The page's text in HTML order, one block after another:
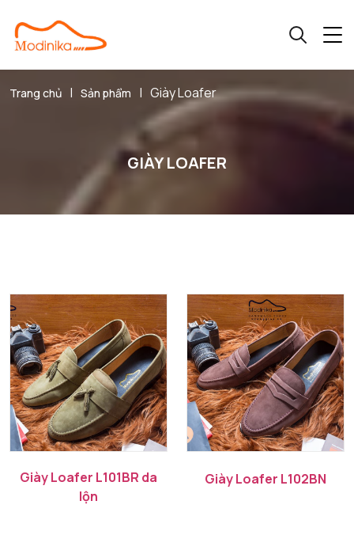
Trang chủ | Sản phẩm | Giày Loafer
GIÀY LOAFER
Giày Loafer L101BR da
lộn
Giày Loafer L102BN